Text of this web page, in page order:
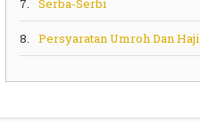
7. Serba-Serbi
8. Persyaratan Umroh Dan Haji